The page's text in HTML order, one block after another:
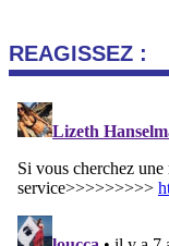
REAGISSEZ :